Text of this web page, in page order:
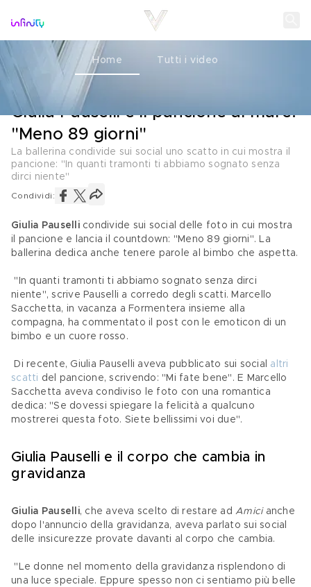
Home Tutti i video
MATERNITÀ
Giulia Pauselli e il pancione al mare:
"Meno 89 giorni"
La ballerina condivide sui social uno scatto in cui mostra il
pancione: "In quanti tramonti ti abbiamo sognato senza
dirci niente"
Condividi:
Giulia Pauselli condivide sui social delle foto in cui mostra
il pancione e lancia il countdown: "Meno 89 giorni". La
ballerina dedica anche tenere parole al bimbo che aspetta.
niente", scrive Pauselli a corredo degli scatti. Marcello
Sacchetta, in vacanza a Formentera insieme alla
compagna, ha commentato il post con le emoticon di un
bimbo e un cuore rosso.
Di recente, Giulia Pauselli aveva pubblicato sui social altri
scatti del pancione, scrivendo: "Mi fate bene". E Marcello
Sacchetta aveva condiviso le foto con una romantica
dedica: "Se dovessi spiegare la felicità a qualcuno
mostrerei questa foto. Siete bellissimi voi due".
Giulia Pauselli e il corpo che cambia in
gravidanza
Giulia Pauselli, che aveva scelto di restare ad Amici anche
dopo l'annuncio della gravidanza, aveva parlato sui social
delle insicurezze provate davanti al corpo che cambia.
una luce speciale. Eppure spesso non ci sentiamo più belle